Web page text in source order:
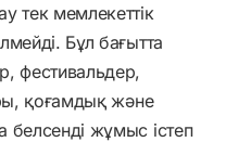
тек мемлекеттік
Бұл бағытта
фестивальдер,
қоғамдық және
жұмыс істеп